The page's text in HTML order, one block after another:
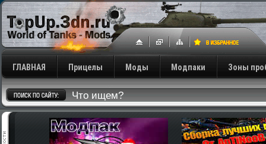
ГЛАВНАЯ Прицелы Моды Модпаки Зоны